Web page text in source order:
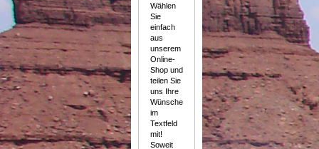
Wählen
Sie
einfach
aus
unserem
Online-
Shop und
teilen Sie
uns Ihre
Wünsche
im
Textfeld
mit!
Soweit